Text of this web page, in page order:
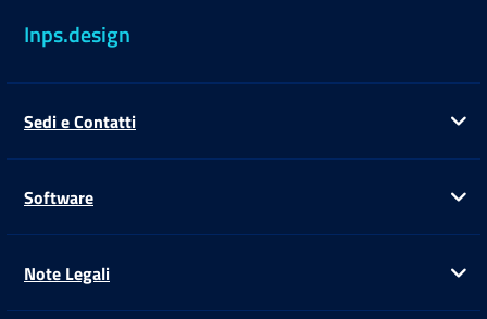
Inps.design
Sedi e Contatti
Software
Note Legali